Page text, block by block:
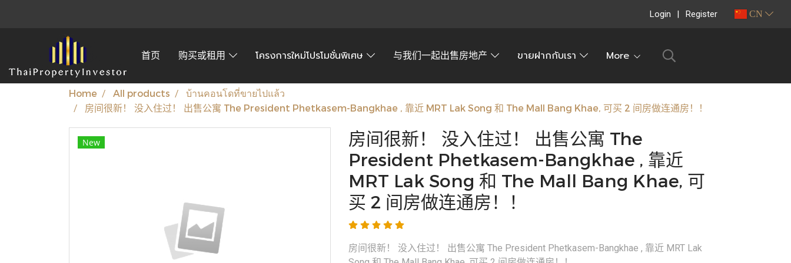
Login Register CN
首页 购买或租用 โครงการใหม่โปรโมชั่นพิเศษ 与我们一起出售房地产 ขายฝากกับเรา More
Home All products
บ้านคอนโดที่ขายไปแล้ว
房间很新！ 没入住过！ 出售公寓 The President Phetkasem-Bangkhae , 靠近 MRT Lak Song 和 The Mall Bang Khae, 可买 2 间房做连通房！！
New
房间很新！ 没入住过！ 出售公寓 The
President Phetkasem-Bangkhae , 靠近
MRT Lak Song 和 The Mall Bang Khae, 可
买 2 间房做连通房！！
房间很新！ 没入住过！ 出售公寓 The President Phetkasem-Bangkhae , 靠近 MRT Lak